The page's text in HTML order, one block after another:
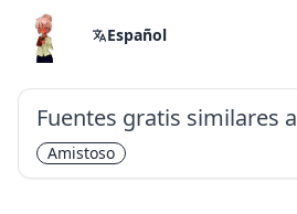
Español
Fuentes gratis similares a
Amistoso